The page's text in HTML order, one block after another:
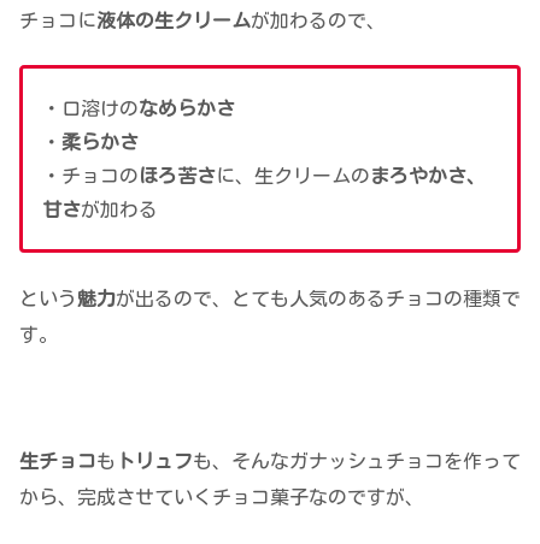
チョコに液体の生クリームが加わるので、
・口溶けのなめらかさ
・ 柔らかさ
・チョコのほろ苦さに、生クリームのまろやかさ、
甘さが加わる
という 魅力が出るので、とても人気のあるチョコの種類で
す。
生チョコも トリュフも、そんなガナッシュチョコを作って
から、完成させていくチョコ菓子なのですが、